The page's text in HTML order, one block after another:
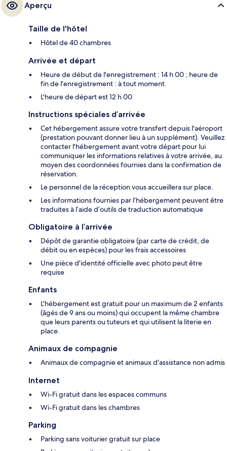
Aperçu
Taille de l'hôtel
Hôtel de 40 chambres
Arrivée et départ
Heure de début de l'enregistrement : 14 h 00 ; heure de
fin de l'enregistrement : à tout moment.
L'heure de départ est 12 h 00
Instructions spéciales d’arrivée
Cet hébergement assure votre transfert depuis l'aéroport
(prestation pouvant donner lieu à un supplément). Veuillez
contacter l'hébergement avant votre départ pour lui
communiquer les informations relatives à votre arrivée, au
moyen des coordonnées fournies dans la confirmation de
réservation.
Le personnel de la réception vous accueillera sur place.
Les informations fournies par l’hébergement peuvent être
traduites à l’aide d’outils de traduction automatique
Obligatoire à l’arrivée
Dépôt de garantie obligatoire (par carte de crédit, de
débit ou en espèces) pour les frais accessoires
Une pièce d'identité officielle avec photo peut être
requise
Enfants
L'hébergement est gratuit pour un maximum de 2 enfants
(âgés de 9 ans ou moins) qui occupent la même chambre
que leurs parents ou tuteurs et qui utilisent la literie en
place.
Animaux de compagnie
Animaux de compagnie et animaux d'assistance non admis
Internet
Wi-Fi gratuit dans les espaces communs
Wi-Fi gratuit dans les chambres
Parking
Parking sans voiturier gratuit sur place